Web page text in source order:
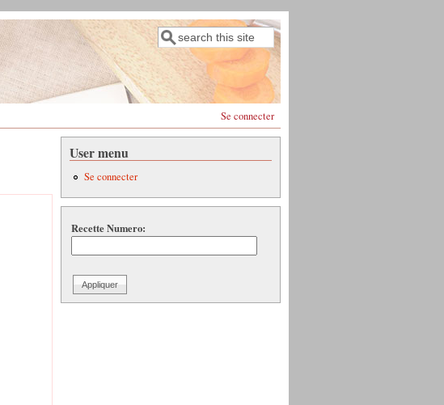
Formulaire de recherche
Rechercher
Se connecter
User menu
Se connecter
Recette Numero: